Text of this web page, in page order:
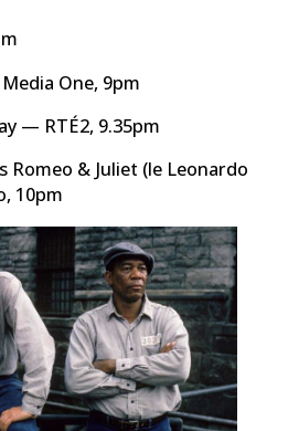
One, 9pm
— RTÉ2, 9.35pm
Romeo & Juliet (le Leonardo
10pm